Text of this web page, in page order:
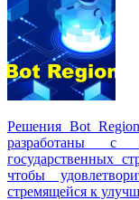
Решения Вot Region
разработаны с
государственных
чтобы
стремящейся к